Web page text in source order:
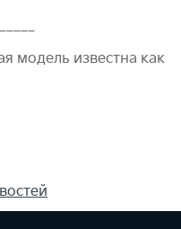
модель известна как